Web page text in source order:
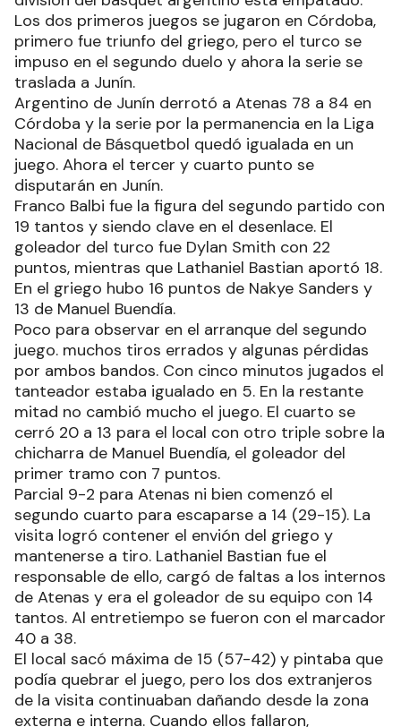
Los dos primeros juegos se jugaron en Córdoba,
primero fue triunfo del griego, pero el turco se
impuso en el segundo duelo y ahora la serie se
traslada a Junín.
Argentino de Junín derrotó a Atenas 78 a 84 en
Córdoba y la serie por la permanencia en la Liga
Nacional de Básquetbol quedó igualada en un
juego. Ahora el tercer y cuarto punto se
disputarán en Junín.
Franco Balbi fue la figura del segundo partido con
19 tantos y siendo clave en el desenlace. El
goleador del turco fue Dylan Smith con 22
puntos, mientras que Lathaniel Bastian aportó 18.
En el griego hubo 16 puntos de Nakye Sanders y
13 de Manuel Buendía.
Poco para observar en el arranque del segundo
juego. muchos tiros errados y algunas pérdidas
por ambos bandos. Con cinco minutos jugados el
tanteador estaba igualado en 5. En la restante
mitad no cambió mucho el juego. El cuarto se
cerró 20 a 13 para el local con otro triple sobre la
chicharra de Manuel Buendía, el goleador del
primer tramo con 7 puntos.
Parcial 9-2 para Atenas ni bien comenzó el
segundo cuarto para escaparse a 14 (29-15). La
visita logró contener el envión del griego y
mantenerse a tiro. Lathaniel Bastian fue el
responsable de ello, cargó de faltas a los internos
de Atenas y era el goleador de su equipo con 14
tantos. Al entretiempo se fueron con el marcador
40 a 38.
El local sacó máxima de 15 (57-42) y pintaba que
podía quebrar el juego, pero los dos extranjeros
de la visita continuaban dañando desde la zona
externa e interna. Cuando ellos fallaron,